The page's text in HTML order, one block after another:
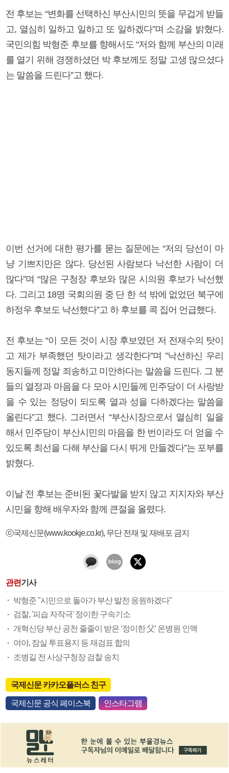
전 후보는 “변화를 선택하신 부산시민의 뜻을 무겁게 받들
고, 열심히 일하고 일하고 또 일하겠다”며 소감을 밝혔다.
국민의힘 박형준 후보를 향해서도 “저와 함께 부산의 미래
를 열기 위해 경쟁하셨던 박 후보께도 정말 고생 많으셨다
는 말씀을 드린다”고 했다.
이번 선거에 대한 평가를 묻는 질문에는 “저의 당선이 마
냥 기쁘지만은 않다. 당선된 사람보다 낙선한 사람이 더
많다”며 “많은 구청장 후보와 많은 시의원 후보가 낙선했
다. 그리고 18명 국회의원 중 단 한 석 밖에 없었던 북구에
하정우 후보도 낙선했다”고 하 후보를 콕 집어 언급했다.
전 후보는 “이 모든 것이 시장 후보였던 저 전재수의 탓이
고 제가 부족했던 탓이라고 생각한다”며 ”낙선하신 우리
동지들께 정말 죄송하고 미안하다는 말씀을 드린다. 그 분
들의 열정과 마음을 다 모아 시민들께 민주당이 더 사랑받
을 수 있는 정당이 되도록 열과 성을 다하겠다는 말씀을
올린다”고 했다. 그러면서 “부산시장으로서 열심히 일을
해서 민주당이 부산시민의 마음을 한 번이라도 더 얻을 수
있도록 최선을 다해 부산을 다시 뛰게 만들겠다”는 포부를
밝혔다.
이날 전 후보는 준비된 꽃다발을 받지 않고 지지자와 부산
시민을 향해 배우자와 함께 큰절을 올렸다.
ⓒ국제신문(www.kookje.co.kr), 무단 전재 및 재배포 금지
관련기사
박형준 "시민으로 돌아가 부산 발전 응원하겠다"
검찰, '피습 자작극' 정이한 구속기소
개혁신당 부산 공천 줄줄이 받은 ‘정이한 父’ 온병원 인맥
여야, 잠실 투표용지 등 재검표 합의
조병길 전 사상구청장 검찰 송치
국제신문 카카오플러스 친구
국제신문 공식 페이스북 인스타그램